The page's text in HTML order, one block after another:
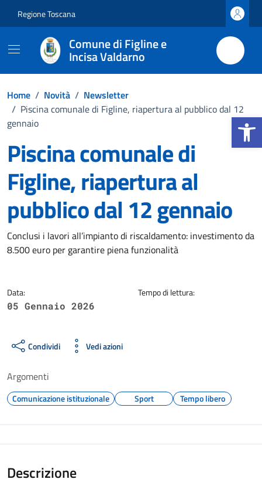
Apri la
Regione Toscana
Comune di Figline e
Incisa Valdarno
Home / Novità / Newsletter
/ Piscina comunale di Figline, riapertura al pubblico dal 12
gennaio
Piscina comunale di
Figline, riapertura al
pubblico dal 12 gennaio
Dettagli della notizia
Conclusi i lavori all’impianto di riscaldamento: investimento da
8.500 euro per garantire piena funzionalità
Data:
05 Gennaio 2026
Tempo di lettura:
Condividi Vedi azioni
Argomenti
Comunicazione istituzionale Sport Tempo libero
Descrizione